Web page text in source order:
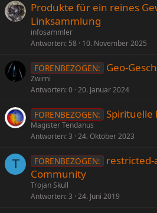
Produkte für ein reines
Linksammlung
infosammler
Antworten 58 10. November 2025
FORENBEZOGEN: Geo-
Zwirni
Antworten 0 20. Januar 2024
FORENBEZOGEN: Spirituelle
Magister Tendanus
Antworten 3 24. Oktober 2023
T FORENBEZOGEN:
Community
Trojan Skull
Antworten 3 24. Juni 2019